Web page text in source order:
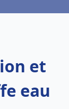
et
eau